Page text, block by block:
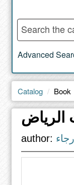
Enter
words
to
search
catalog
Advanced
Catalog Book
الرياض
author: